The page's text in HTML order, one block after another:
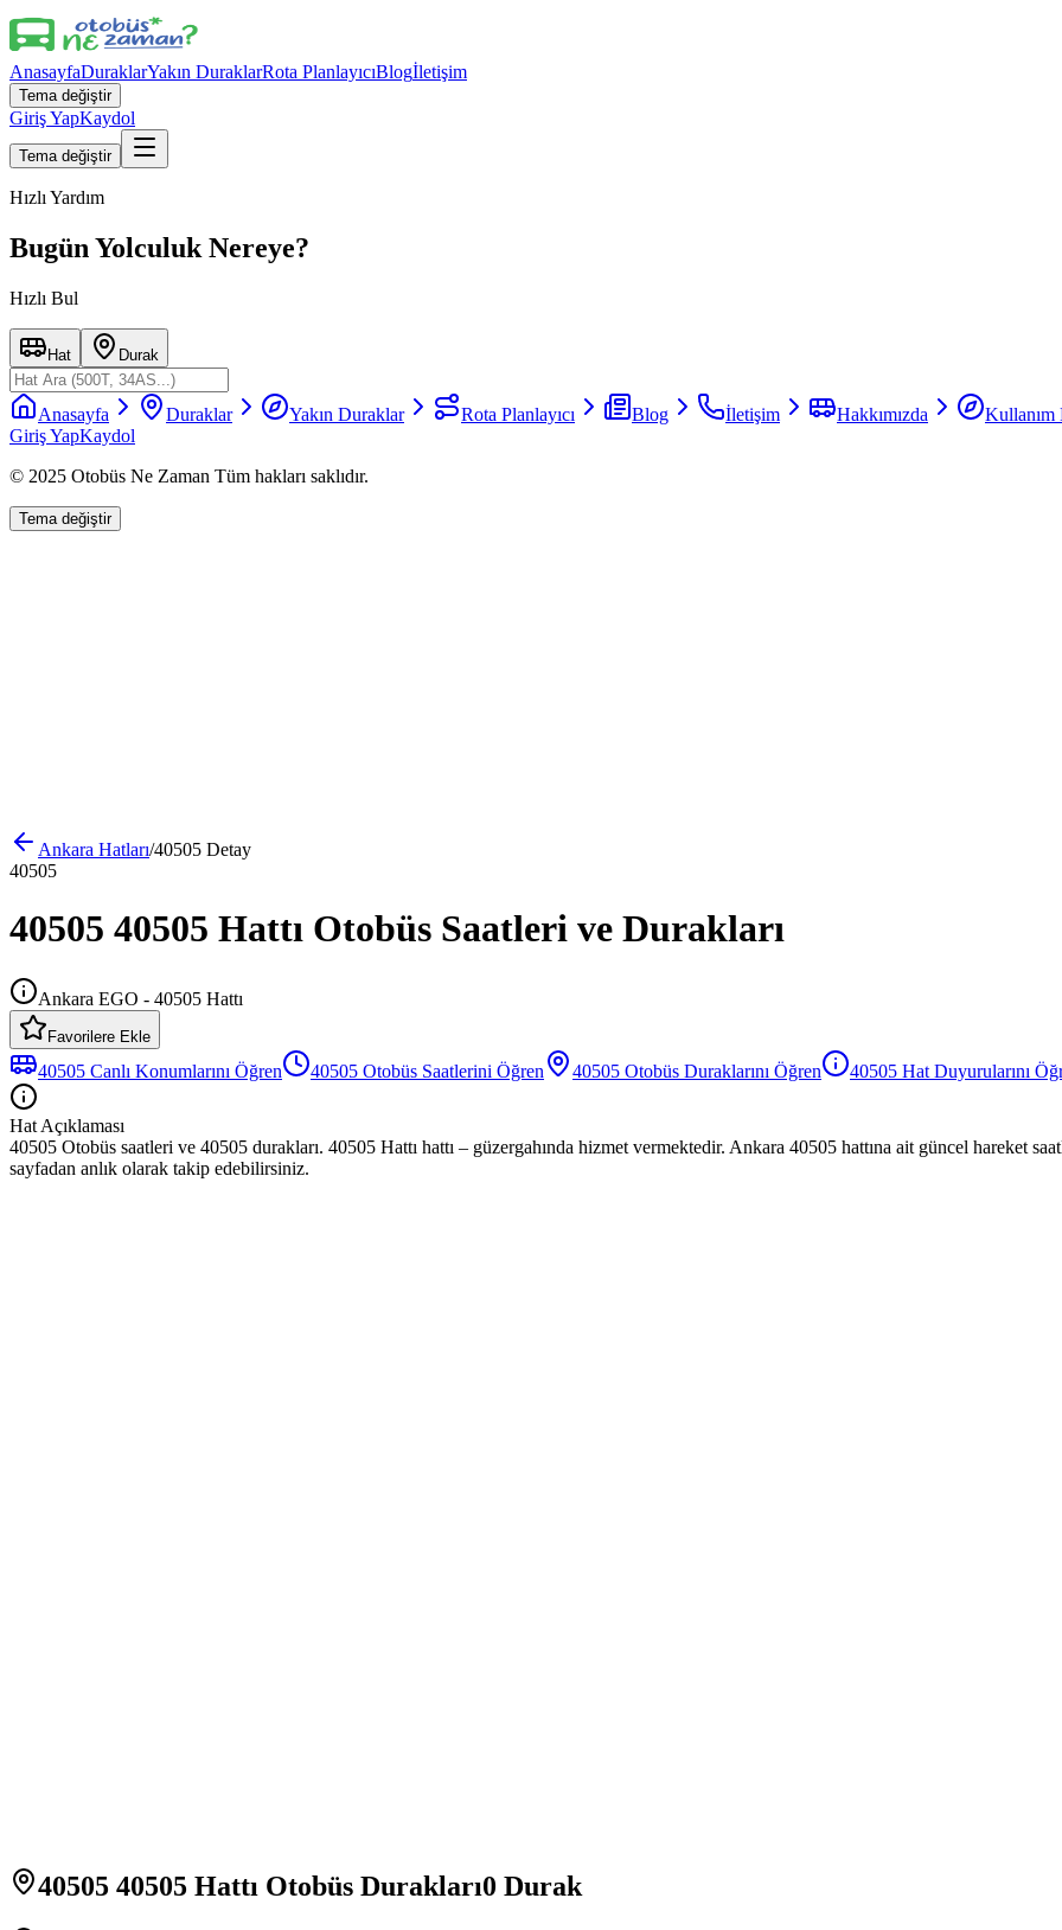
AnasayfaDuraklarYakın DuraklarRota PlanlayıcıBlogİletişim
Tema değiştir
Giriş YapKaydol
Tema değiştir
Hızlı Yardım
Bugün Yolculuk Nereye?
Hızlı Bul
Hat Durak
Anasayfa Duraklar Yakın Duraklar Rota Planlayıcı Blog İletişim Hakkımızda
Kullanım
Giriş YapKaydol
© 2025 Otobüs Ne Zaman Tüm hakları saklıdır.
Tema değiştir
Ankara Hatları/40505 Detay
40505
40505 40505 Hattı Otobüs Saatleri ve Durakları
Ankara EGO - 40505 Hattı
Favorilere Ekle
40505 Canlı Konumlarını Öğren 40505 Otobüs Saatlerini Öğren 40505 Otobüs Duraklarını Öğren 40505 Hat Duyurularını
Hat Açıklaması
40505 Otobüs saatleri ve 40505 durakları. 40505 Hattı hattı – güzergahında hizmet vermektedir. Ankara 40505 hattına ait güncel hareket
sayfadan anlık olarak takip edebilirsiniz.
40505 40505 Hattı Otobüs Durakları0 Durak